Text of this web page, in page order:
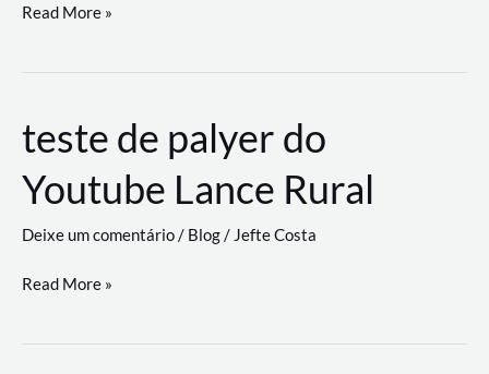
GitHub
revoluciona
de
trabalho
com
a
workflows
Read More »
teste de palyer do
Youtube Lance Rural
Deixe um comentário/ Blog/ Jefte Costa
teste
palyer
Read More »